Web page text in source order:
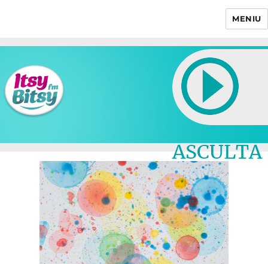
MENIU
ASCULTA
LIVE